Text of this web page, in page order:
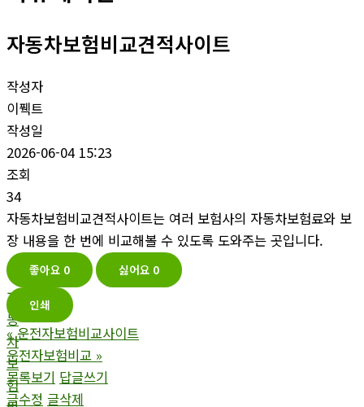
자동차보험비교견적사이트
작성자
이풱트
작성일
2026-06-04 15:23
조회
34
자동차보험비교견적사이트는 여러 보험사의 자동차보험료와 보
장 내용을 한 번에 비교해볼 수 있도록 도와주는 곳입니다.
자
동
차
보
험
좋아요 0 싫어요 0
인쇄
« 운전자보험비교사이트
운전자보험비교 »
목록보기 답글쓰기
글수정 글삭제